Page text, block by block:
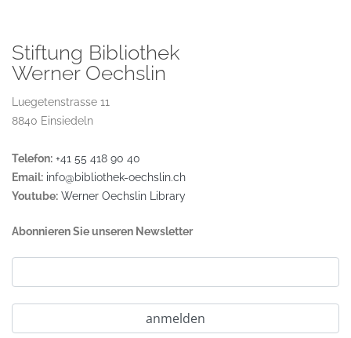
Stiftung Bibliothek
Werner Oechslin
Luegetenstrasse 11
8840 Einsiedeln
Telefon: +41 55 418 90 40
Email: info@bibliothek-oechslin.ch
Youtube: Werner Oechslin Library
Abonnieren Sie unseren Newsletter